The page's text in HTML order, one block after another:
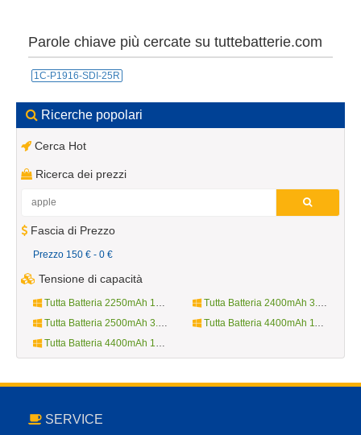
Parole chiave più cercate su tuttebatterie.com
1C-P1916-SDI-25R
Ricerche popolari
Cerca Hot
Ricerca dei prezzi
Fascia di Prezzo
Prezzo 150 € - 0 €
Tensione di capacità
Tutta Batteria 2250mAh 10.8V
Tutta Batteria 2400mAh 3.7V
Tutta Batteria 2500mAh 3.8V
Tutta Batteria 4400mAh 11.1V
Tutta Batteria 4400mAh 14.4V
SERVICE